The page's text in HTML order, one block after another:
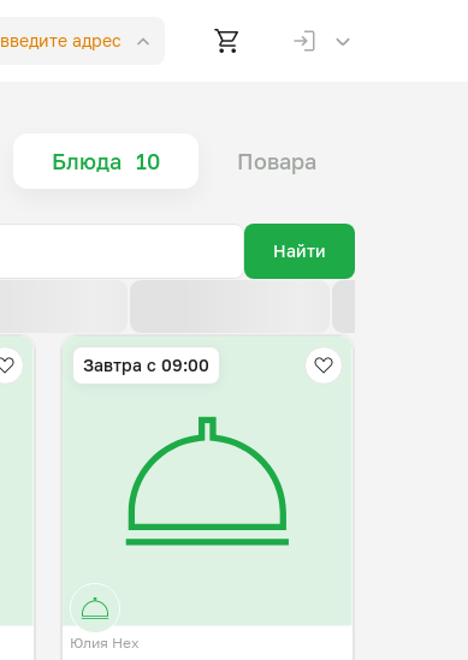
введите адрес
Блюда 10 Повара
Найти
Завтра c 09:00
Юлия Нех